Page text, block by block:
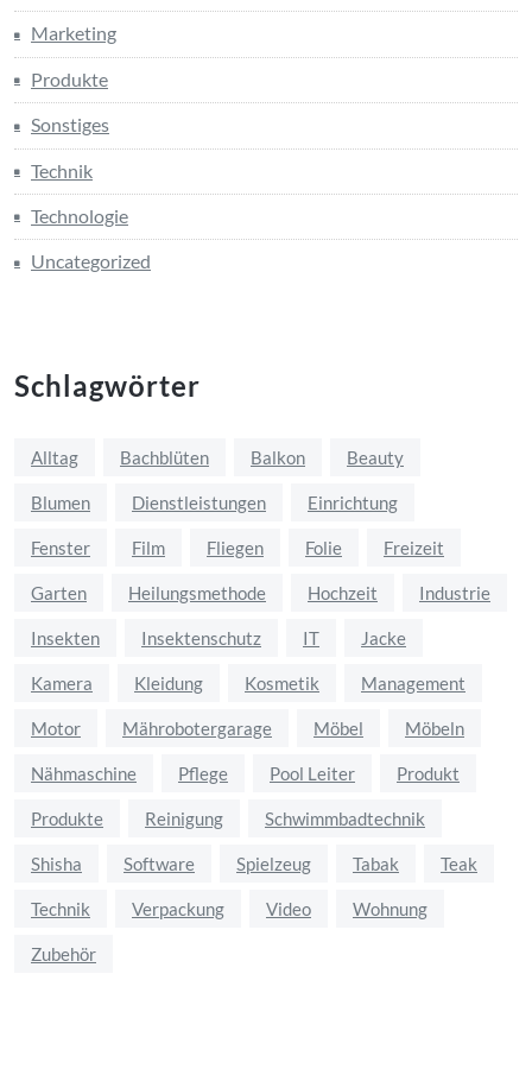
Marketing
Produkte
Sonstiges
Technik
Technologie
Uncategorized
Schlagwörter
Alltag Bachblüten Balkon Beauty
Blumen Dienstleistungen Einrichtung
Fenster Film Fliegen Folie Freizeit
Garten Heilungsmethode Hochzeit Industrie
Insekten Insektenschutz IT Jacke
Kamera Kleidung Kosmetik Management
Motor Mährobotergarage Möbel Möbeln
Nähmaschine Pflege Pool Leiter Produkt
Produkte Reinigung Schwimmbadtechnik
Shisha Software Spielzeug Tabak Teak
Technik Verpackung Video Wohnung
Zubehör